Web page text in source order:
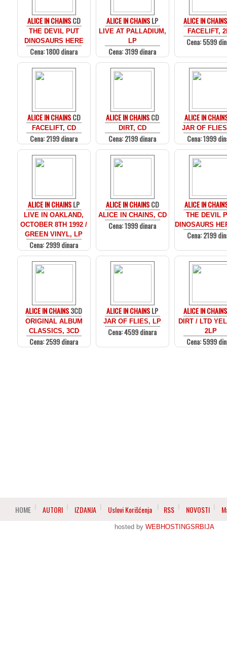
ALICE IN CHAINSCD
THE DEVIL PUT
DINOSAURS HERE
Cena: 1800 dinara
ALICE IN CHAINSLP
LIVE AT PALLADIUM,
LP
Cena: 3199 dinara
ALICE IN CHAINS
FACELIFT,
Cena: 5599
ALICE IN CHAINSCD
FACELIFT, CD
Cena: 2199 dinara
ALICE IN CHAINSCD
DIRT, CD
Cena: 2199 dinara
ALICE IN
JAR OF
Cena: 1999
ALICE IN CHAINSLP
LIVE IN OAKLAND,
OCTOBER 8TH 1992 /
GREEN VINYL, LP
Cena: 2999 dinara
ALICE IN CHAINSCD
ALICE IN CHAINS, CD
Cena: 1999 dinara
ALICE IN
THE DEVIL
DINOSAURS
Cena: 2199
ALICE IN CHAINS3CD
ORIGINAL ALBUM
CLASSICS, 3CD
Cena: 2599 dinara
ALICE IN CHAINSLP
JAR OF FLIES, LP
Cena: 4599 dinara
ALICE IN CHAINS
DIRT / LTD
2LP
Cena: 5999
HOME AUTORI IZDANJA Uslovi Korišćenja RSS NOVOSTI
hosted by WEBHOSTINGSRBIJA